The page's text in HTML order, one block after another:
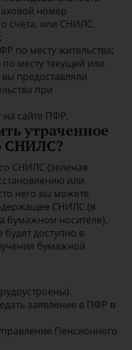
номер
счета, или СНИЛС.
по месту жительства;
месту текущей или
предоставляли
при
на сайте ПФР.
утраченное
СНИЛС?
СНИЛС (зеленая
или
него вы можете
СНИЛС (в
бумажном носителе).
доступно в
бумажной
заявление в ПФР в
Пенсионного